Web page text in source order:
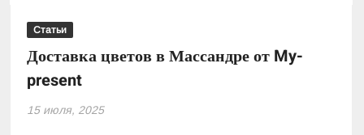
Статьи
Доставка цветов в Массандре от My-
present
15 июля, 2025